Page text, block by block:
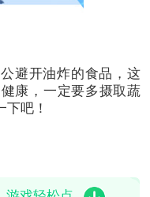
避开油炸的食品，这
康，一定要多摄取蔬
吧！